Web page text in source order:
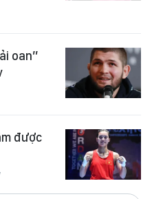
oan”
được